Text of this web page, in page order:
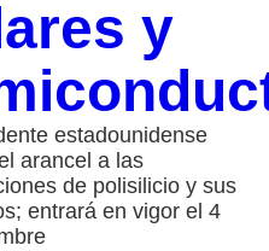
y
estadounidense
arancel a las
de polisilicio y sus
entrará en vigor el 4